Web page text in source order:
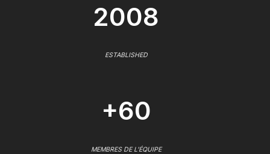
2008
ESTABLISHED
+60
MEMBRES DE L'ÉQUIPE